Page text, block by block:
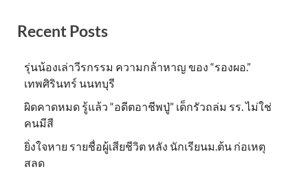
Recent Posts
รุ่นน้องเล่าวีรกรรม ความกล้าหาญ ของ “รองผอ.”
เทพศิรินทร์ นนทบุรี
ผิดคาดหมด รู้แล้ว “อดีตอาชีพปู่” เด็กรัวถล่ม รร. ไม่ใช่
คนมีสี
ยิ่งใจหาย รายชื่อผู้เสียชีวิต หลัง นักเรียนม.ต้น ก่อเหตุ
สลด